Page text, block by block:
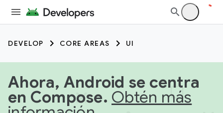
DEVELOP CORE AREAS UI
Ahora, Android se centra
en Compose. Obtén más